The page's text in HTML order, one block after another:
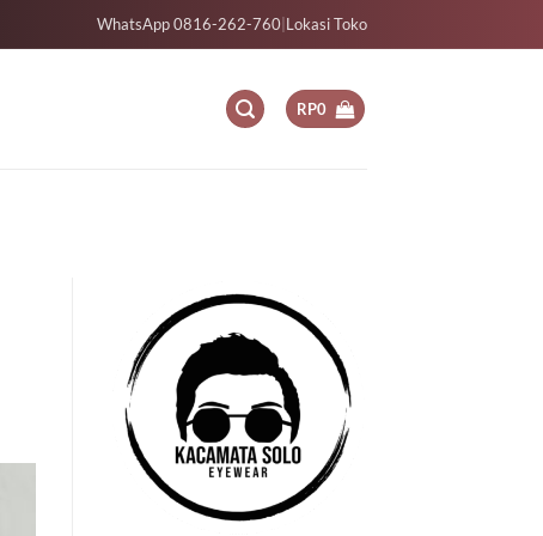
WhatsApp 0816-262-760 Lokasi Toko
RP0